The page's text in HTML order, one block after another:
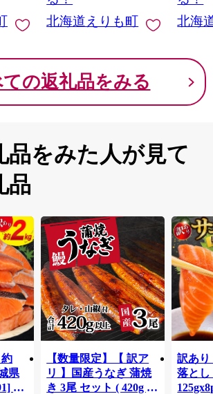
北海道えりも町
えりも
北海
の返礼品をみる
品をみた人が見て
品
県
鮭
【数量限定】【 訳ア
リ 】国産うなぎ 蒲焼
き 3尾 セット ( 420g )
訳あり
落とし